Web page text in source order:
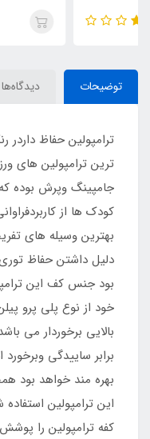
توضیحات دیدگاه‌ها
ترامپولین حفاظ
ترین ترامپولین های
جامپینگ وپرش بوده که
کودک ها از
بهترین وسیله های
دلیل داشتن حفاظ توری
بود جنس کف این
خود از نوع پلی پرو
بالایی برخوردار می
برابر ساییدگی
این ترامپولین
کفه ترامپولین را